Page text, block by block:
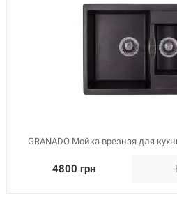
GRANADO Мойка врезная для
4800 грн